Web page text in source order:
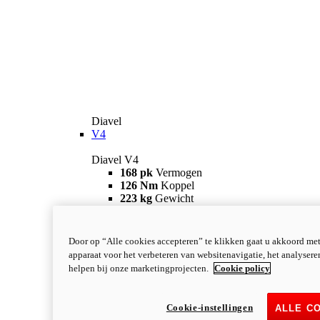
Diavel
V4
Diavel V4
168 pk Vermogen
126 Nm Koppel
223 kg Gewicht
newV4 RS
Diavel V4 RS
182 pkVERMOGEN
i
Door op “Alle cookies accepteren” te klikken gaat u akkoord
apparaat voor het verbeteren van websitenavigatie, het
helpen bij onze marketingprojecten.
Cookie policy
ALLE
Cookie-instellingen